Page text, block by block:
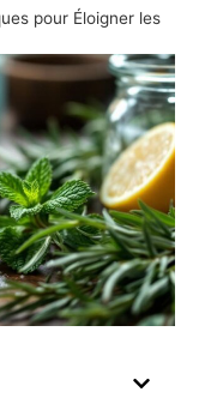
pour Éloigner les